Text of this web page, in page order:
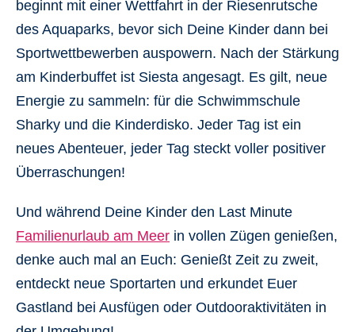
beginnt mit einer Wettfahrt in der Riesenrutsche
des Aquaparks, bevor sich Deine Kinder dann bei
Sportwettbewerben auspowern. Nach der Stärkung
am Kinderbuffet ist Siesta angesagt. Es gilt, neue
Energie zu sammeln: für die Schwimmschule
Sharky und die Kinderdisko. Jeder Tag ist ein
neues Abenteuer, jeder Tag steckt voller positiver
Überraschungen!
Und während Deine Kinder den Last Minute
Familienurlaub am Meer in vollen Zügen genießen,
denke auch mal an Euch: Genießt Zeit zu zweit,
entdeckt neue Sportarten und erkundet Euer
Gastland bei Ausfügen oder Outdooraktivitäten in